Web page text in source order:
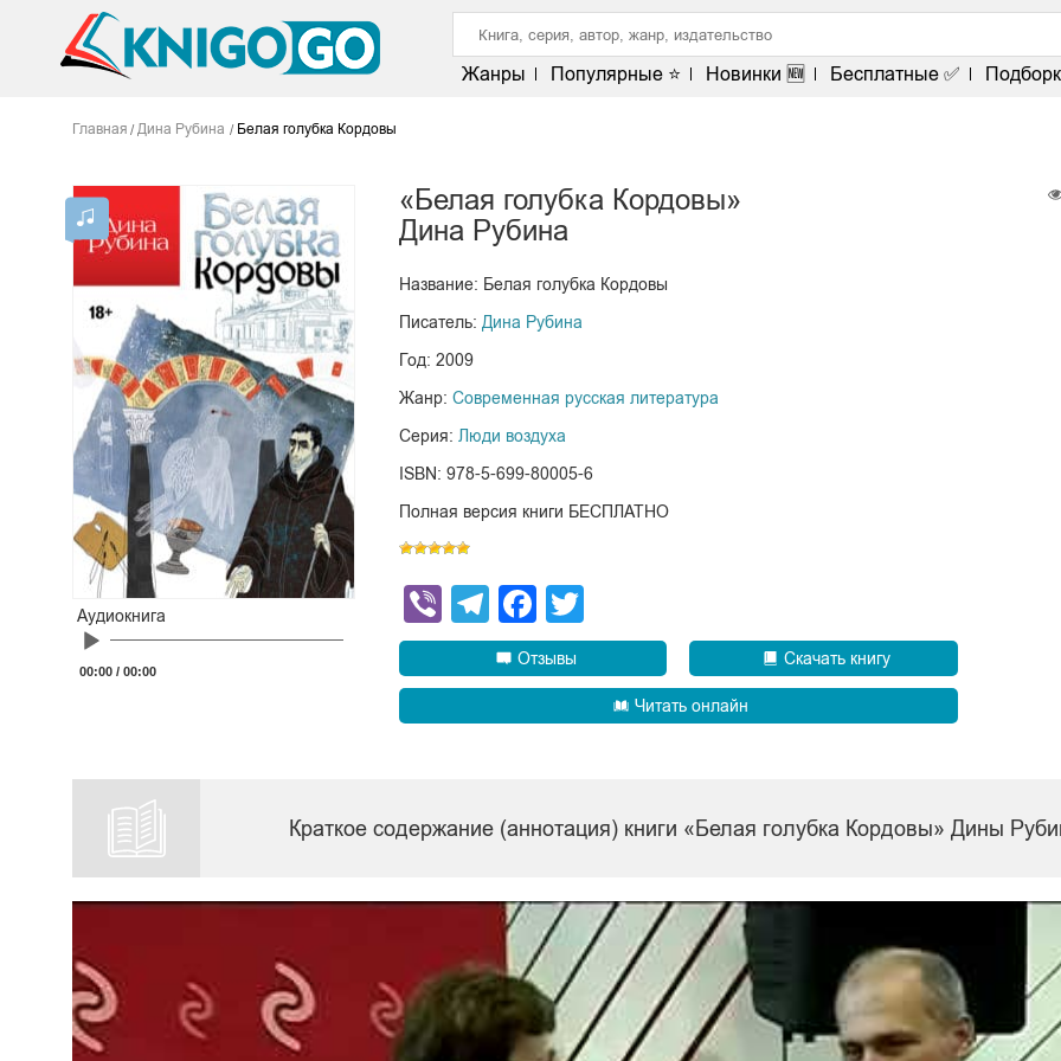
Жанры Популярные ⭐ Новинки 🆕 Бесплатные ✅
Главная Дина Рубина Белая голубка Кордовы
Аудиокнига
Audio
00:00 /00:00
«Белая голубка Кордовы»
Дина Рубина
Название: Белая голубка Кордовы
Писатель: Дина Рубина
Год: 2009
Жанр: Современная русская литература
Серия: Люди воздуха
ISBN: 978-5-699-80005-6
Полная версия книги БЕСПЛАТНО
ViberTelegram
Facebook
Отзывы Скачать книгу
Читать онлайн
Краткое содержание (аннотация) книги «Белая голубка Кордовы» Дины